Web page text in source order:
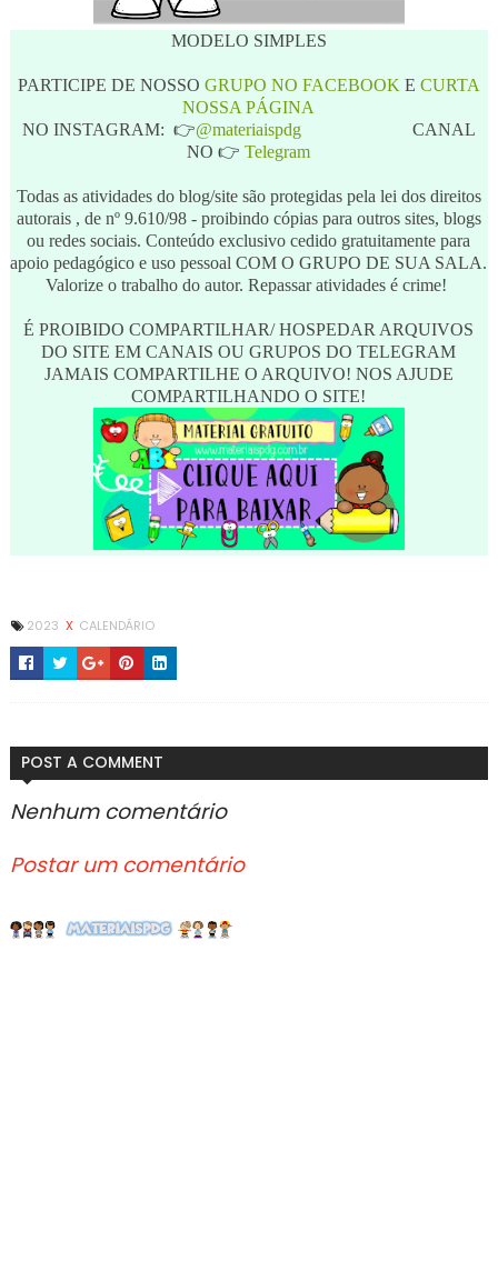
MODELO SIMPLES
PARTICIPE DE NOSSO GRUPO NO FACEBOOK E CURTA
NOSSA PÁGINA
NO INSTAGRAM: 👉@materiaispdgCANAL
NO 👉 Telegram
Todas as atividades do blog/site são protegidas pela lei dos direitos
autorais , de nº 9.610/98 - proibindo cópias para outros sites, blogs
ou redes sociais. Conteúdo exclusivo cedido gratuitamente para
apoio pedagógico e uso pessoal COM O GRUPO DE SUA SALA.
Valorize o trabalho do autor. Repassar atividades é crime!
É PROIBIDO COMPARTILHAR/ HOSPEDAR ARQUIVOS
DO SITE EM CANAIS OU GRUPOS DO TELEGRAM
JAMAIS COMPARTILHE O ARQUIVO! NOS AJUDE
COMPARTILHANDO O SITE!
2023 X CALENDÁRIO
POST A COMMENT
Nenhum comentário
Postar um comentário